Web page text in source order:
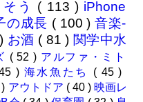
う ( 113 ) iPhone
の成長 ( 100 )音楽-
お酒 ( 81 ) 関学中水
( 52 ) アルファ・ミト
) 海水魚たち ( 45 )
アウトドア ( 40 ) 映画レ